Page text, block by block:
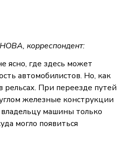
корреспондент:
ясно, где здесь может
автомобилистов. Но, как
рельсах. При переезде путей
железные конструкции
машины только
могло появиться